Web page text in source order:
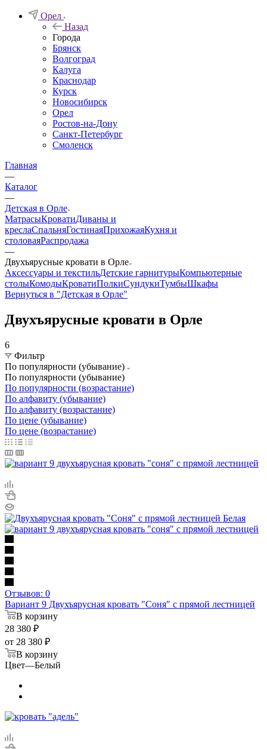
Орел
Назад
Города
Брянск
Волгоград
Калуга
Краснодар
Курск
Новосибирск
Орел
Ростов-на-Дону
Санкт-Петербург
Смоленск
Главная
—
Каталог
—
Детская в Орле
МатрасыКроватиДиваны и
креслаСпальняГостинаяПрихожаяКухня и
столоваяРаспродажа
—
Двухъярусные кровати в Орле
Аксессуары и текстильДетские гарнитурыКомпьютерные
столыКомодыКроватиПолкиСундукиТумбыШкафы
Вернуться в "Детская в Орле"
Двухъярусные кровати в Орле
6
Фильтр
По популярности (убывание)
По популярности (убывание)
По популярности (возрастание)
По алфавиту (убывание)
По алфавиту (возрастание)
По цене (убывание)
По цене (возрастание)
Отзывов: 0
Вариант 9 Двухъярусная кровать "Соня" с прямой лестницей
В корзину
28 380 ₽
от 28 380 ₽
В корзину
Цвет—Белый